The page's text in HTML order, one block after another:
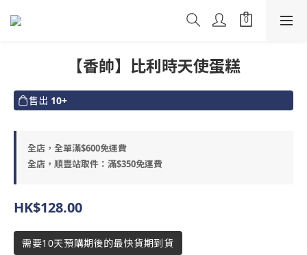
【香帥】比利時天使蛋糕
售出 10+
全店，全單滿$600免運費
全店，順豐站取件：滿$350免運費
HK$128.00
需要10天預購期後的最快貨期到貨